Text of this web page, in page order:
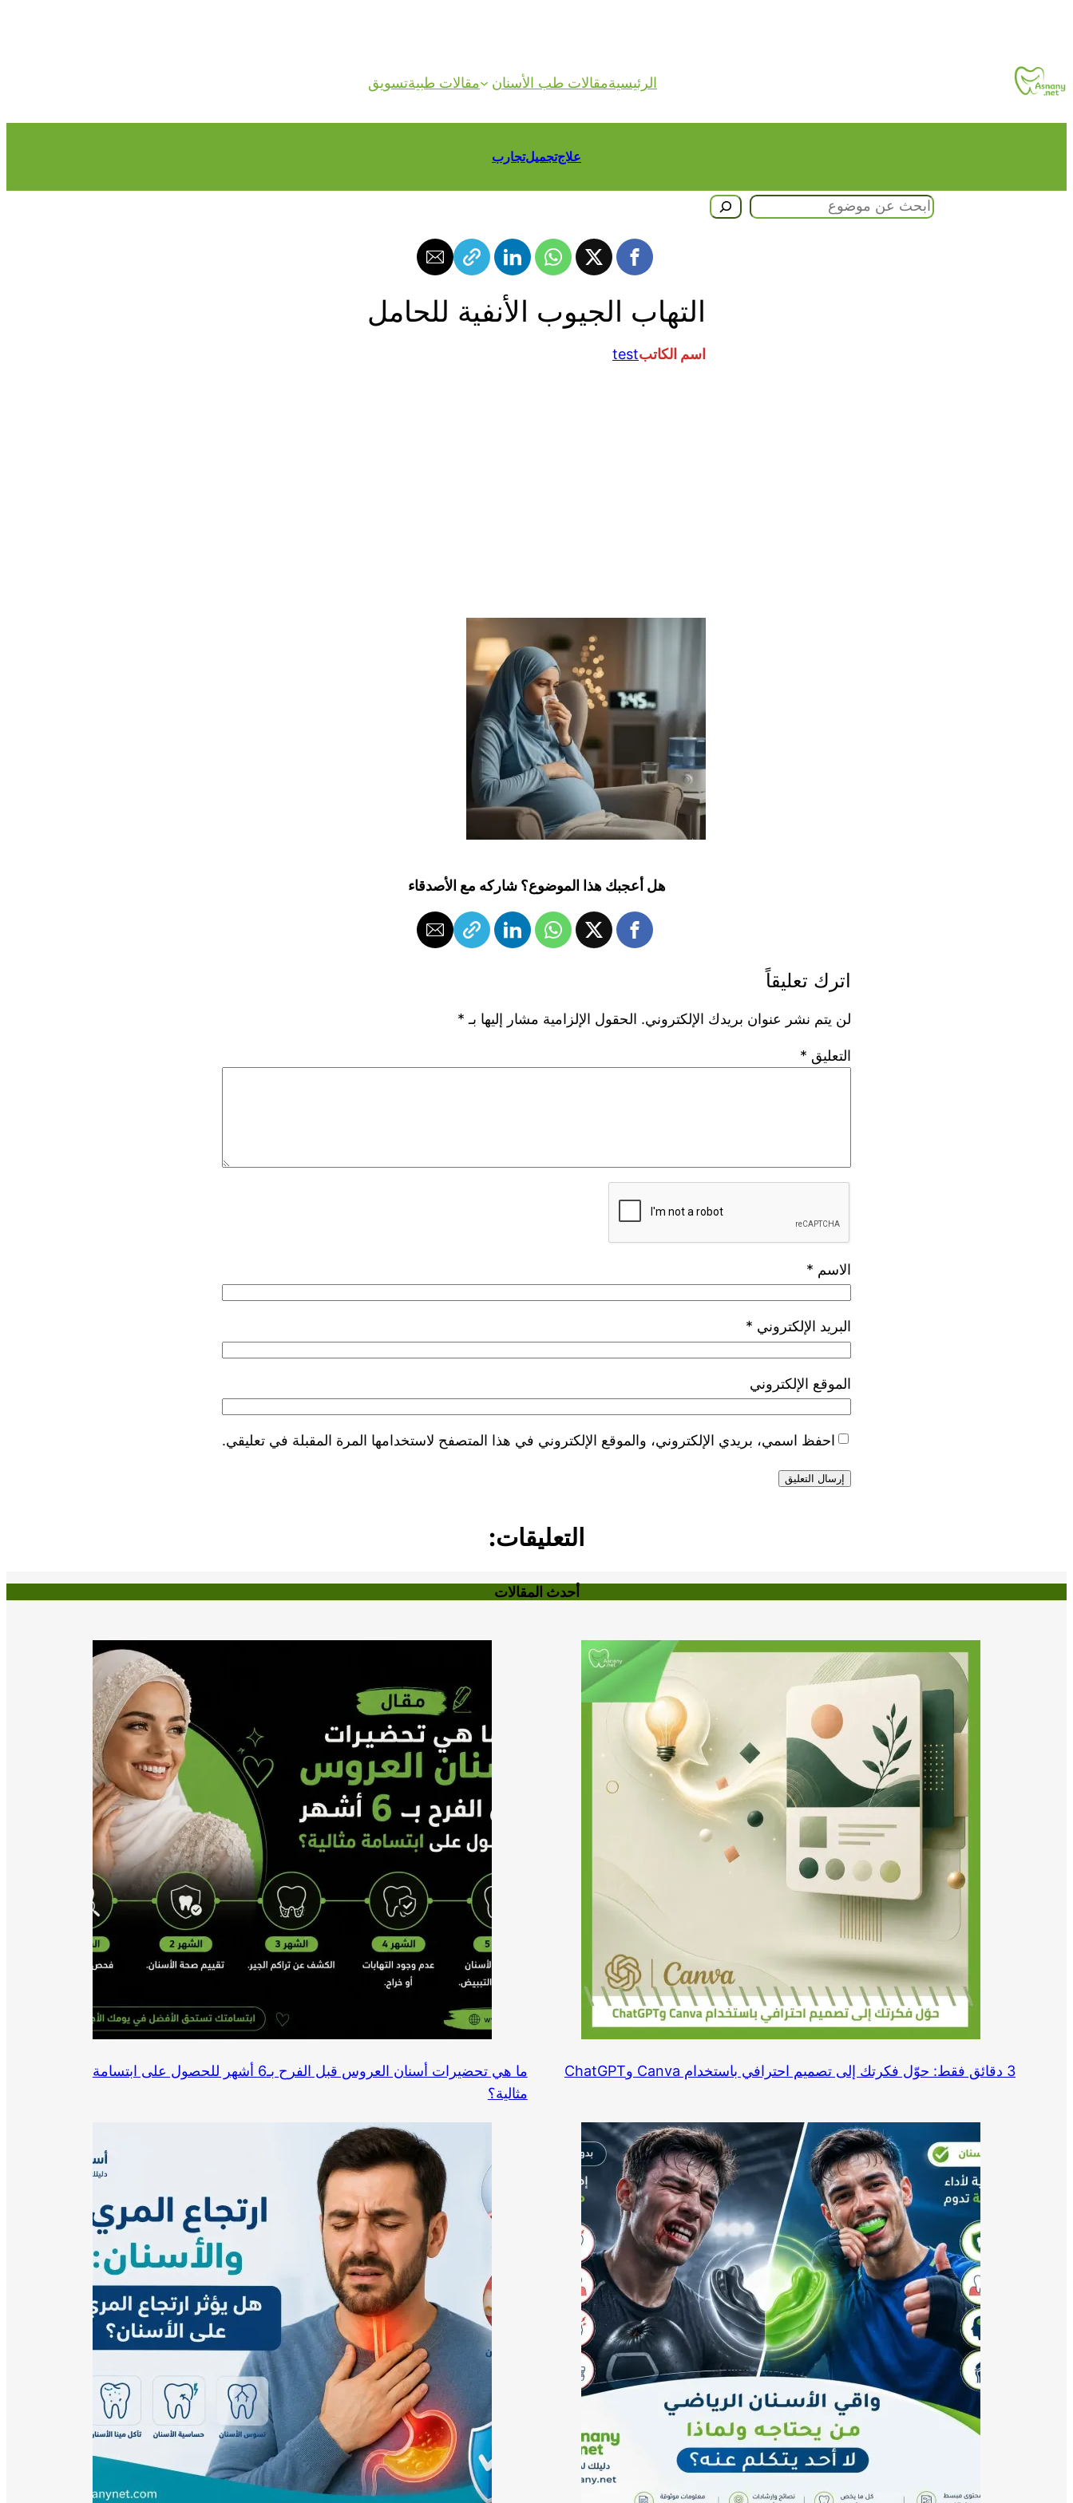
الرئيسيةمقالات طب الأسنان مقالات طبيةتسويق
علاجتجميلتجارب
التهاب الجيوب الأنفية للحامل
اسم الكاتبtest
هل أعجبك هذا الموضوع؟ شاركه مع الأصدقاء
اترك تعليقاً
لن يتم نشر عنوان بريدك الإلكتروني. الحقول الإلزامية مشار إليها بـ *
التعليق *
الاسم *
البريد الإلكتروني *
الموقع الإلكتروني
احفظ اسمي، بريدي الإلكتروني، والموقع الإلكتروني في هذا المتصفح لاستخدامها المرة المقبلة في تعليقي.
التعليقات:
أحدث المقالات
3 دقائق فقط: حوّل فكرتك إلى تصميم احترافي باستخدام Canva وChatGPT
ما هي تحضيرات أسنان العروس قبل الفرح بـ6 أشهر للحصول على ابتسامة
مثالية؟